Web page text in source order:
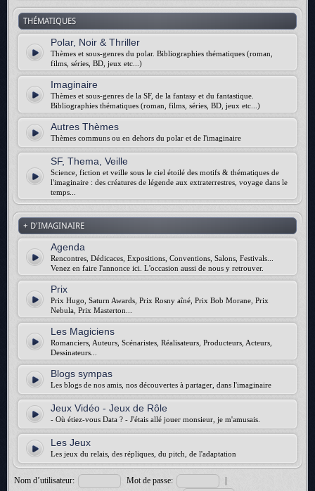
THÉMATIQUES
Polar, Noir & Thriller
Thèmes et sous-genres du polar. Bibliographies thématiques (roman,
films, séries, BD, jeux etc...)
Imaginaire
Thèmes et sous-genres de la SF, de la fantasy et du fantastique.
Bibliographies thématiques (roman, films, séries, BD, jeux etc...)
Autres Thèmes
Thèmes communs ou en dehors du polar et de l'imaginaire
SF, Thema, Veille
Science, fiction et veille sous le ciel étoilé des motifs & thématiques de
l'imaginaire : des créatures de légende aux extraterrestres, voyage dans le
temps...
+ D'IMAGINAIRE
Agenda
Rencontres, Dédicaces, Expositions, Conventions, Salons, Festivals...
Venez en faire l'annonce ici. L'occasion aussi de nous y retrouver.
Prix
Prix Hugo, Saturn Awards, Prix Rosny aîné, Prix Bob Morane, Prix
Nebula, Prix Masterton...
Les Magiciens
Romanciers, Auteurs, Scénaristes, Réalisateurs, Producteurs, Acteurs,
Dessinateurs...
Blogs sympas
Les blogs de nos amis, nos découvertes à partager, dans l'imaginaire
Jeux Vidéo - Jeux de Rôle
- Où étiez-vous Data ? - J'étais allé jouer monsieur, je m'amusais.
Les Jeux
Les jeux du relais, des répliques, du pitch, de l'adaptation
Nom d’utilisateur: Mot de passe:
|